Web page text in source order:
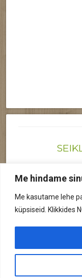
Me hindame
Me kasutame lehe
küpsiseid. Klikkides